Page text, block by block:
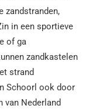
zandstranden,
in een sportieve
of ga
zandkastelen
strand
Schoorl ook door
van Nederland